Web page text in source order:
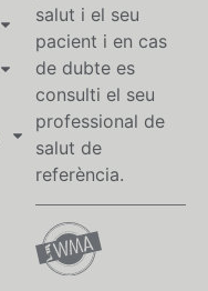
salut i el seu
pacient i en cas
de dubte es
consulti el seu
professional de
salut de
referència.